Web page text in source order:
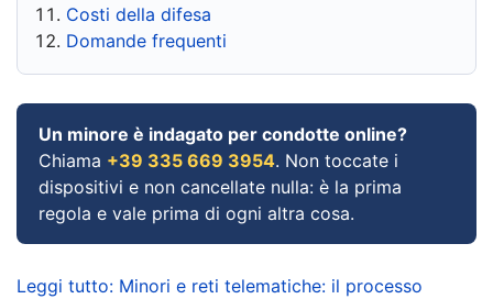
Costi della difesa
Domande frequenti
Un minore è indagato per condotte online?
Chiama +39 335 669 3954. Non toccate i
dispositivi e non cancellate nulla: è la prima
regola e vale prima di ogni altra cosa.
Leggi tutto: Minori e reti telematiche: il processo